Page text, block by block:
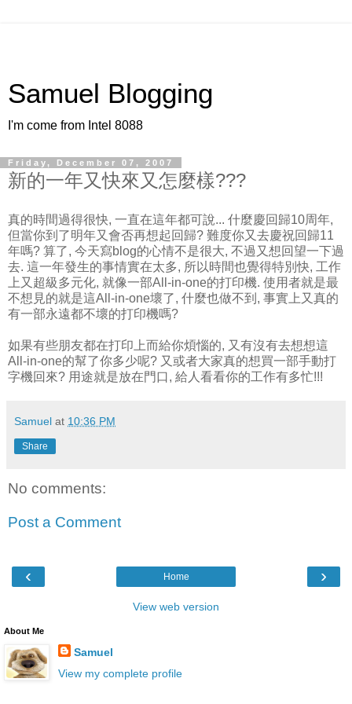
Samuel Blogging
I'm come from Intel 8088
Friday, December 07, 2007
新的一年又快來又怎麼樣???
真的時間過得很快, 一直在這年都可說... 什麼慶回歸10周年,
但當你到了明年又會否再想起回歸? 難度你又去慶祝回歸11
年嗎? 算了, 今天寫blog的心情不是很大, 不過又想回望一下過
去. 這一年發生的事情實在太多, 所以時間也覺得特別快, 工作
上又超級多元化, 就像一部All-in-one的打印機. 使用者就是最
不想見的就是這All-in-one壞了, 什麼也做不到, 事實上又真的
有一部永遠都不壞的打印機嗎?
如果有些朋友都在打印上而給你煩惱的, 又有沒有去想想這
All-in-one的幫了你多少呢? 又或者大家真的想買一部手動打
字機回來? 用途就是放在門口, 給人看看你的工作有多忙!!!
Samuel at 10:36 PM
Share
No comments:
Post a Comment
‹ ›
Home
View web version
About Me
Samuel
View my complete profile